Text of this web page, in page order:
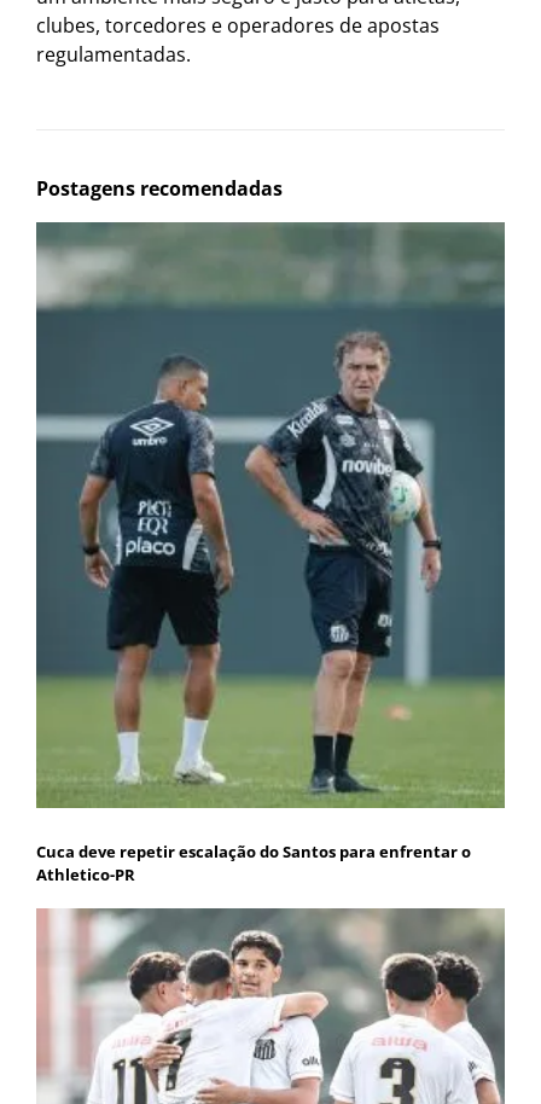
clubes, torcedores e operadores de apostas
regulamentadas.
Postagens recomendadas
Cuca deve repetir escalação do Santos para enfrentar o
Athletico-PR